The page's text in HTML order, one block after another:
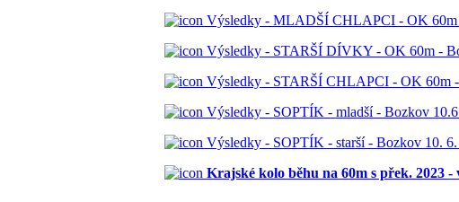
Výsledky - MLADŠÍ CHLAPCI - OK 60m
Výsledky - STARŠÍ DÍVKY - OK 60m -
Výsledky - STARŠÍ CHLAPCI - OK 60m
Výsledky - SOPTÍK - mladší - Bozkov
Výsledky - SOPTÍK - starší - Bozkov 10.
Krajské kolo běhu na 60m s přek. 2023 -